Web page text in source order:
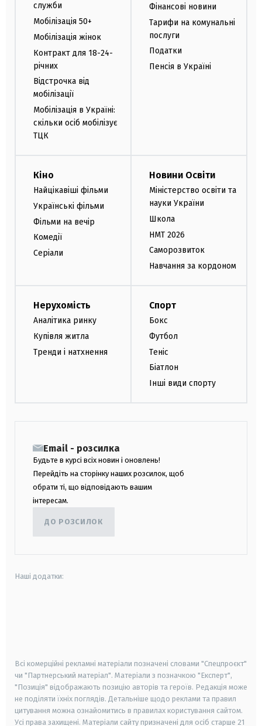
служби
Мобілізація 50+
Мобілізація жінок
Контракт для 18-24-
річних
Відстрочка від
мобілізації
Мобілізація в Україні:
скільки осіб мобілізує
ТЦК
Фінансові новини
Тарифи на комунальні
послуги
Податки
Пенсія в Україні
Кіно
Найцікавіші фільми
Українські фільми
Фільми на вечір
Комедії
Серіали
Новини Освіти
Міністерство освіти та
науки України
Школа
НМТ 2026
Саморозвиток
Навчання за кордоном
Нерухомість
Аналітика ринку
Купівля житла
Тренди і натхнення
Спорт
Бокс
Футбол
Теніс
Біатлон
Інші види спорту
Email - розсилка
Будьте в курсі всіх новин і оновлень!
Перейдіть на сторінку наших розсилок, щоб
обрати ті, що відповідають вашим
інтересам.
ДО РОЗСИЛОК
Наші додатки:
Всі комерційні рекламні матеріали позначені словами "Спецпроєкт"
чи "Партнерський матеріал". Матеріали з позначкою "Експерт",
"Позиція" відображають позицію авторів та героїв. Редакція може
не поділяти їхніх поглядів. Детальніше щодо реклами та правил
цитування можна ознайомитись в правилах користування сайтом.
Усі права захищені. Матеріали сайту призначені для осіб старше 21